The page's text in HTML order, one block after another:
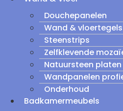
Douchepanelen
Wand & vloertegels
Steenstrips
Zelfklevende
Natuursteen platen
Wandpanelen
Onderhoud
Badkamermeubels